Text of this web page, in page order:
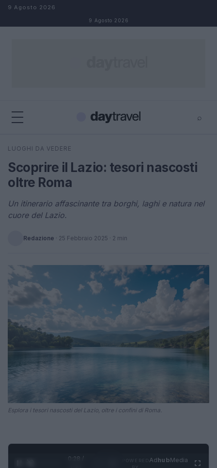
Salta al contenuto
9 Agosto 2026
9 Agosto 2026
⌕
Cerca
LUOGHI DA VEDERE
Scoprire il Lazio: tesori nascosti
oltre Roma
Un itinerario affascinante tra borghi, laghi e natura nel
cuore del Lazio.
Redazione · 25 Febbraio 2025 · 2 min
Esplora i tesori nascosti del Lazio, oltre i confini di Roma.
0:28 /
AdhubMedia